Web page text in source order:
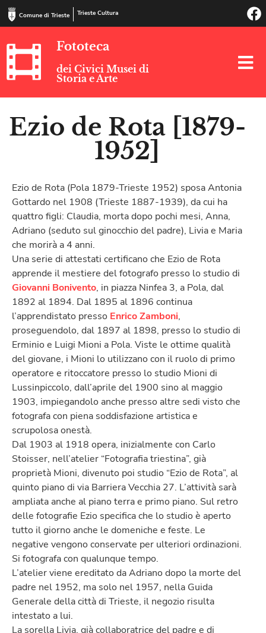
Comune di Trieste Trieste Cultura
Fototeca
dei Civici Musei di
Storia e Arte
Ezio de Rota [1879-
1952]
Ezio de Rota (Pola 1879-Trieste 1952) sposa Antonia
Gottardo nel 1908 (Trieste 1887-1939), da cui ha
quattro figli: Claudia, morta dopo pochi mesi, Anna,
Adriano (seduto sul ginocchio del padre), Livia e Maria
che morirà a 4 anni.
Una serie di attestati certificano che Ezio de Rota
apprende il mestiere del fotografo presso lo studio di
Giovanni Bonivento, in piazza Ninfea 3, a Pola, dal
1892 al 1894. Dal 1895 al 1896 continua
l’apprendistato presso Enrico Zamboni,
proseguendolo, dal 1897 al 1898, presso lo studio di
Erminio e Luigi Mioni a Pola. Viste le ottime qualità
del giovane, i Mioni lo utilizzano con il ruolo di primo
operatore e ritoccatore presso lo studio Mioni di
Lussinpiccolo, dall’aprile del 1900 sino al maggio
1903, impiegandolo anche presso altre sedi visto che
fotografa con piena soddisfazione artistica e
scrupolosa onestà.
Dal 1903 al 1918 opera, inizialmente con Carlo
Stoisser, nell’atelier “Fotografia triestina”, già
proprietà Mioni, divenuto poi studio “Ezio de Rota”, al
quinto piano di via Barriera Vecchia 27. L’attività sarà
ampliata anche al piano terra e primo piano. Sul retro
delle fotografie Ezio specifica che lo studio è aperto
tutto il giorno anche le domeniche e feste. Le
negative vengono conservate per ulteriori ordinazioni.
Si fotografa con qualunque tempo.
L’atelier viene ereditato da Adriano dopo la morte del
padre nel 1952, ma solo nel 1957, nella Guida
Generale della città di Trieste, il negozio risulta
intestato a lui.
La sorella Livia, già collaboratrice del padre e di